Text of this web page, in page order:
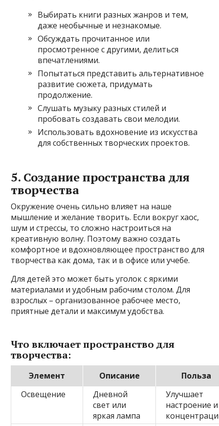
Выбирать книги разных жанров и тем,
даже необычные и незнакомые.
Обсуждать прочитанное или
просмотренное с другими, делиться
впечатлениями.
Попытаться представить альтернативное
развитие сюжета, придумать
продолжение.
Слушать музыку разных стилей и
пробовать создавать свои мелодии.
Использовать вдохновение из искусства
для собственных творческих проектов.
5. Создание пространства для
творчества
Окружение очень сильно влияет на наше
мышление и желание творить. Если вокруг хаос,
шум и стрессы, то сложно настроиться на
креативную волну. Поэтому важно создать
комфортное и вдохновляющее пространство для
творчества как дома, так и в офисе или учебе.
Для детей это может быть уголок с яркими
материалами и удобным рабочим столом. Для
взрослых – организованное рабочее место,
приятные детали и максимум удобства.
Что включает пространство для
творчества:
Элемент Описание
Польза
Освещение
Дневной
свет или
яркая лампа
Улучшает
настроение и